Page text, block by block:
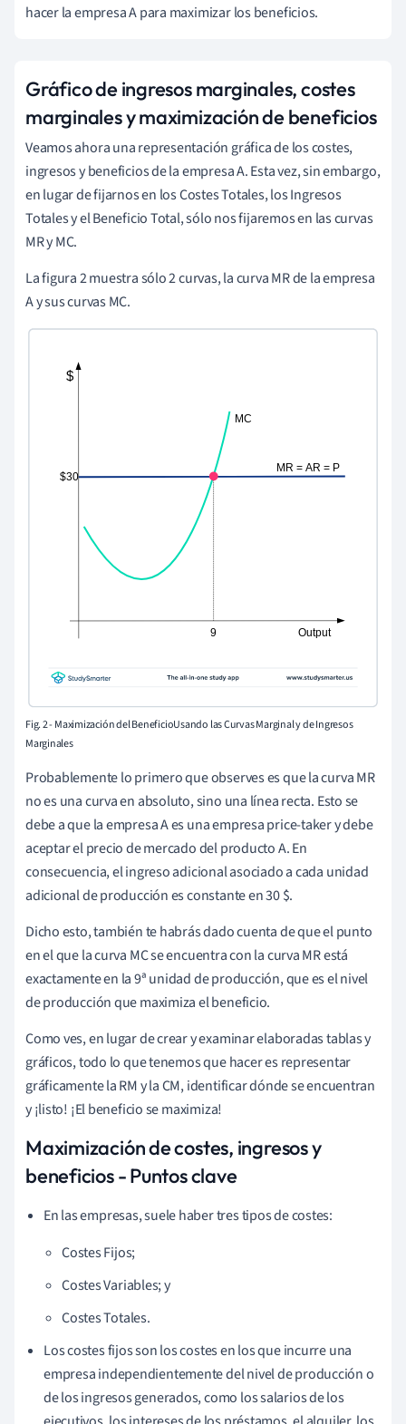
hacer la empresa A para maximizar los beneficios.
Gráfico de ingresos marginales, costes
marginales y maximización de beneficios
Veamos ahora una representación gráfica de los costes,
ingresos y beneficios de la empresa A. Esta vez, sin embargo,
en lugar de fijarnos en los Costes Totales, los Ingresos
Totales y el Beneficio Total, sólo nos fijaremos en las curvas
MR y MC.
La figura 2 muestra sólo 2 curvas, la curva MR de la empresa
A y sus curvas MC.
Fig. 2 - Maximización del BeneficioUsando las Curvas Marginal y de Ingresos
Marginales
Probablemente lo primero que observes es que la curva MR
no es una curva en absoluto, sino una línea recta. Esto se
debe a que la empresa A es una empresa price-taker y debe
aceptar el precio de mercado del producto A. En
consecuencia, el ingreso adicional asociado a cada unidad
adicional de producción es constante en 30 $.
Dicho esto, también te habrás dado cuenta de que el punto
en el que la curva MC se encuentra con la curva MR está
exactamente en la 9ª unidad de producción, que es el nivel
de producción que maximiza el beneficio.
Como ves, en lugar de crear y examinar elaboradas tablas y
gráficos, todo lo que tenemos que hacer es representar
gráficamente la RM y la CM, identificar dónde se encuentran
y ¡listo! ¡El beneficio se maximiza!
Maximización de costes, ingresos y
beneficios - Puntos clave
En las empresas, suele haber tres tipos de costes:
Costes Fijos;
Costes Variables; y
Costes Totales.
Los costes fijos son los costes en los que incurre una
empresa independientemente del nivel de producción o
de los ingresos generados, como los salarios de los